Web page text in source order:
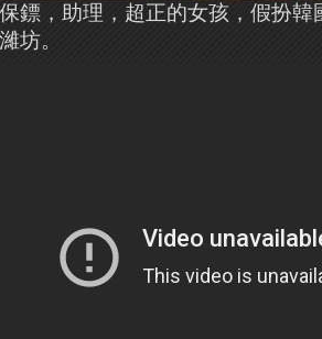
鏢，助理，超正的女孩，假扮韓
坊。